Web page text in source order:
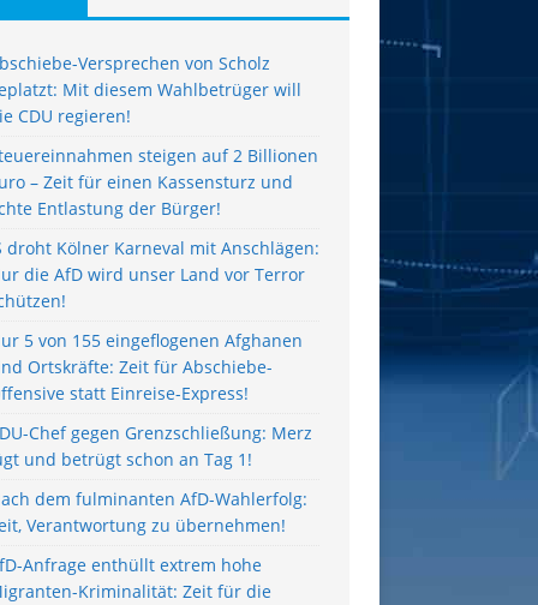
Versprechen von Scholz
Mit diesem Wahlbetrüger will
CDU regieren!
steigen auf 2 Billionen
– Zeit für einen Kassensturz und
Entlastung der Bürger!
droht Kölner Karneval mit Anschlägen:
die AfD wird unser Land vor Terror
5 von 155 eingeflogenen Afghanen
Ortskräfte: Zeit für Abschiebe-
statt Einreise-Express!
Chef gegen Grenzschließung: Merz
und betrügt schon an Tag 1!
dem fulminanten AfD-Wahlerfolg:
Verantwortung zu übernehmen!
Anfrage enthüllt extrem hohe
Kriminalität: Zeit für die